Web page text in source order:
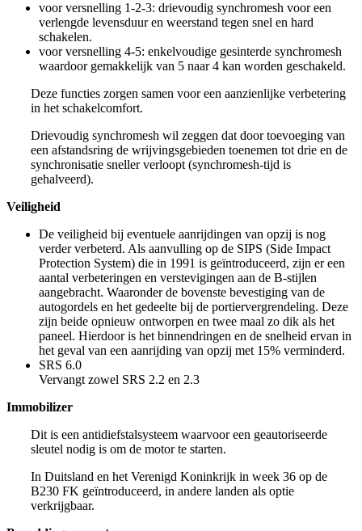
voor versnelling 1-2-3: drievoudig synchromesh voor een
verlengde levensduur en weerstand tegen snel en hard
schakelen.
voor versnelling 4-5: enkelvoudige gesinterde synchromesh
waardoor gemakkelijk van 5 naar 4 kan worden geschakeld.
Deze functies zorgen samen voor een aanzienlijke verbetering
in het schakelcomfort.
Drievoudig synchromesh wil zeggen dat door toevoeging van
een afstandsring de wrijvingsgebieden toenemen tot drie en de
synchronisatie sneller verloopt (synchromesh-tijd is
gehalveerd).
Veiligheid
De veiligheid bij eventuele aanrijdingen van opzij is nog
verder verbeterd. Als aanvulling op de SIPS (Side Impact
Protection System) die in 1991 is geïntroduceerd, zijn er een
aantal verbeteringen en verstevigingen aan de B-stijlen
aangebracht. Waaronder de bovenste bevestiging van de
autogordels en het gedeelte bij de portiervergrendeling. Deze
zijn beide opnieuw ontworpen en twee maal zo dik als het
paneel. Hierdoor is het binnendringen en de snelheid ervan in
het geval van een aanrijding van opzij met 15% verminderd.
SRS 6.0
Vervangt zowel SRS 2.2 en 2.3
Immobilizer
Dit is een antidiefstalsysteem waarvoor een geautoriseerde
sleutel nodig is om de motor te starten.
In Duitsland en het Verenigd Koninkrijk in week 36 op de
B230 FK geïntroduceerd, in andere landen als optie
verkrijgbaar.